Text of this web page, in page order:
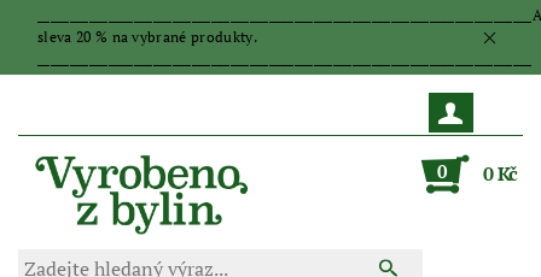
sleva 20 % na vybrané produkty.
0 0 Kč